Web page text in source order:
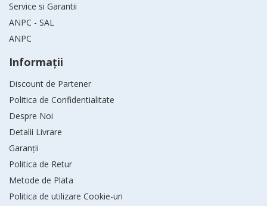
Service si Garantii
ANPC - SAL
ANPC
Informaţii
Discount de Partener
Politica de Confidentialitate
Despre Noi
Detalii Livrare
Garanții
Politica de Retur
Metode de Plata
Politica de utilizare Cookie-uri